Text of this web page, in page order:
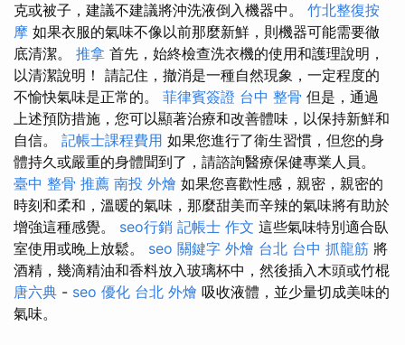
克或被子，建議不建議將沖洗液倒入機器中。 竹北整復按
摩 如果衣服的氣味不像以前那麼新鮮，則機器可能需要徹
底清潔。 推拿 首先，始終檢查洗衣機的使用和護理說明，
以清潔說明！ 請記住，撤消是一種自然現象，一定程度的
不愉快氣味是正常的。 菲律賓簽證 台中 整骨 但是，通過
上述預防措施，您可以顯著治療和改善體味，以保持新鮮和
自信。 記帳士課程費用 如果您進行了衛生習慣，但您的身
體持久或嚴重的身體聞到了，請諮詢醫療保健專業人員。
臺中 整骨 推薦 南投 外燴 如果您喜歡性感，親密，親密的
時刻和柔和，溫暖的氣味，那麼甜美而辛辣的氣味將有助於
增強這種感覺。 seo行銷 記帳士 作文 這些氣味特別適合臥
室使用或晚上放鬆。 seo 關鍵字 外燴 台北 台中 抓龍筋 將
酒精，幾滴精油和香料放入玻璃杯中，然後插入木頭或竹棍
唐六典 - seo 優化 台北 外燴 吸收液體，並少量切成美味的
氣味。